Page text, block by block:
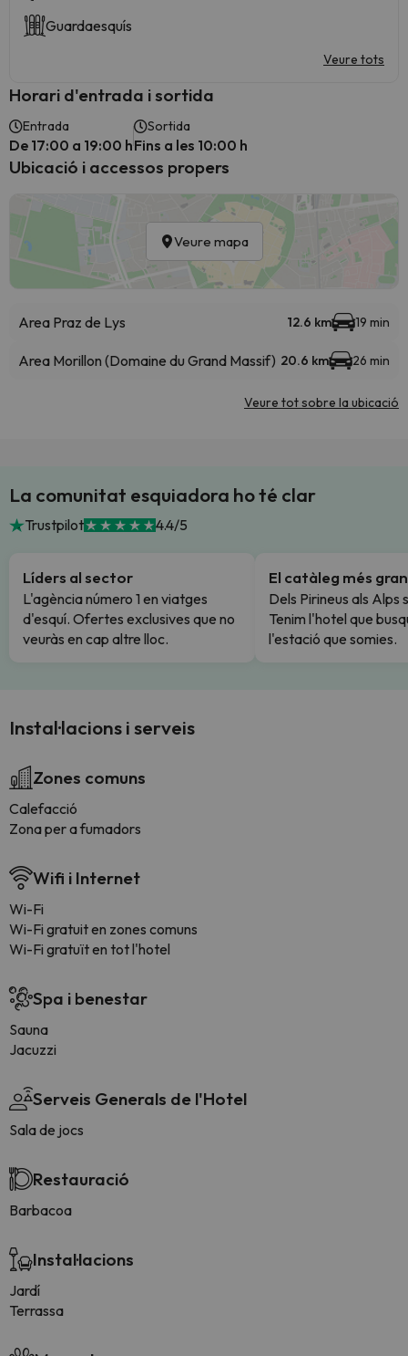
Guardaesquís
Veure tots
Horari d'entrada i sortida
Entrada
De 17:00 a 19:00 h
Sortida
Fins a les 10:00 h
Ubicació i accessos propers
Veure mapa
Area Praz de Lys 12.6 km 19 min
Area Morillon (Domaine du Grand Massif) 20.6 km 26 min
Veure tot sobre la ubicació
La comunitat esquiadora ho té clar
Trustpilot 4.4/5
Líders al sector
L'agència número 1 en viatges
d'esquí. Ofertes exclusives que no
veuràs en cap altre lloc.
El catàleg més gran
Dels Pirineus als Alps
Tenim l'hotel que
l'estació que somies.
Instal·lacions i serveis
Zones comuns
Calefacció
Zona per a fumadors
Wifi i Internet
Wi-Fi
Wi-Fi gratuit en zones comuns
Wi-Fi gratuït en tot l'hotel
Spa i benestar
Sauna
Jacuzzi
Serveis Generals de l'Hotel
Sala de jocs
Restauració
Barbacoa
Instal·lacions
Jardí
Terrassa